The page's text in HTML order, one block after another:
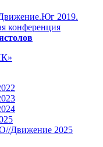
2019.
конференция
Движение 2025